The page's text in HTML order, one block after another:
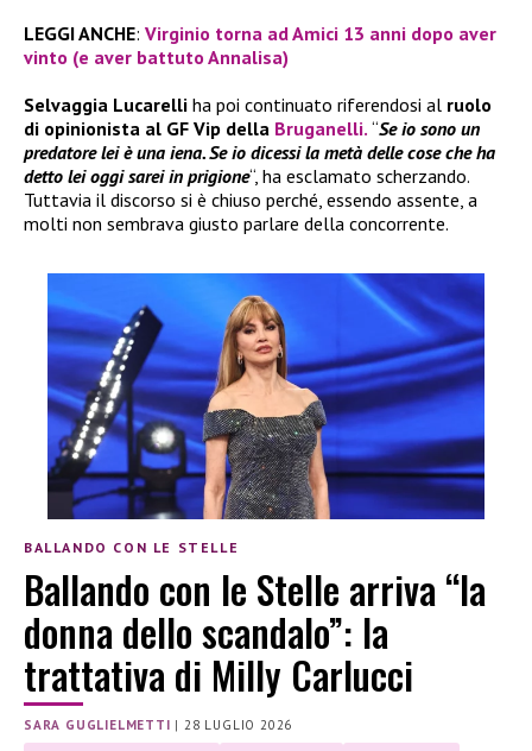
LEGGI ANCHE: Virginio torna ad Amici 13 anni dopo aver
vinto (e aver battuto Annalisa)
Selvaggia Lucarelli ha poi continuato riferendosi al ruolo
di opinionista al GF Vip della Bruganelli. “Se io sono un
predatore lei è una iena. Se io dicessi la metà delle cose che ha
detto lei oggi sarei in prigione“, ha esclamato scherzando.
Tuttavia il discorso si è chiuso perché, essendo assente, a
molti non sembrava giusto parlare della concorrente.
BALLANDO CON LE STELLE
Ballando con le Stelle arriva “la
donna dello scandalo”: la
trattativa di Milly Carlucci
SARA GUGLIELMETTI | 28 LUGLIO 2026